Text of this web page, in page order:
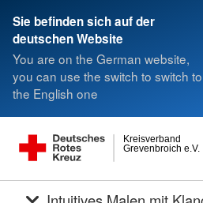
Sie befinden sich auf der
deutschen Website
You are on the German website,
you can use the switch to switch to
the English one
Grevenbroich e.V.
Kreisverband